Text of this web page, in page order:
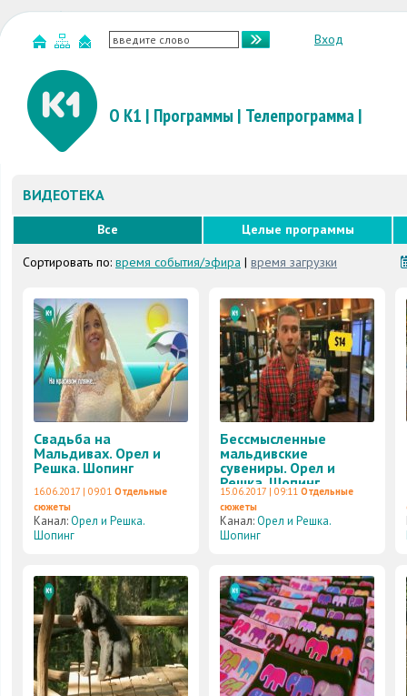
Вход
О К1 | Программы | Телепрограмма|
ВИДЕОТЕКА
Все
Целые программы
Сортировать по: время события/эфира | время загрузки
Свадьба на
Мальдивах. Орел и
Решка. Шопинг
16.06.2017 | 09:01 Отдельные
сюжеты
Канал:Орел и Решка.
Шопинг
Бессмысленные
мальдивские
сувениры. Орел и
Решка. Шопинг
15.06.2017 | 09:11 Отдельные
сюжеты
Канал:Орел и Решка.
Шопинг